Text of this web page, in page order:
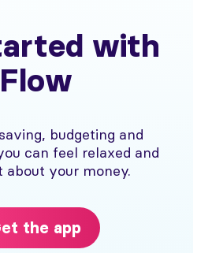
with
Flow
budgeting and
can feel relaxed and
about your money.
the app